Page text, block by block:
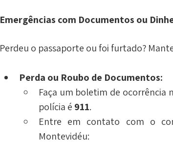
Emergências com Documentos ou
Perdeu o passaporte ou foi furtado?
Perda ou Roubo de Documentos:
Faça um boletim de ocorrência
polícia é 911.
Entre em contato com o
Montevidéu: